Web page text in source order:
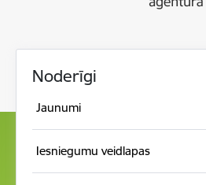
Noderīgi
Jaunumi
Iesniegumu veidlapas